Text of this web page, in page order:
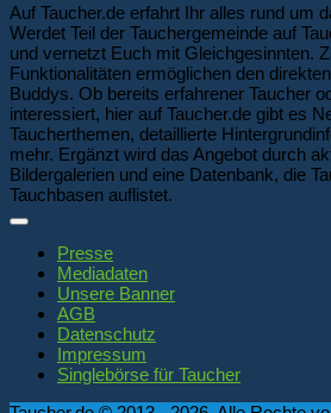
Auf Taucher.de erfahrt Ihr alles rund um
Werdet Teil der Tauchergemeinde auf
und vernetzt Euch mit Gleichgesinnten.
Funktionalitäten ermöglichen den
Buddys. Ob bereits erfahrener Taucher
interessiert, hier auf Taucher.de gibt es
Taucherthemen, detaillierte
mehr. Ergänzt wird das Angebot durch
Bildergalerien und eine Datenbank, die
Tauchbasen auflistet.
Presse
Mediadaten
Unsere Banner
AGB
Datenschutz
Impressum
Singlebörse für Taucher